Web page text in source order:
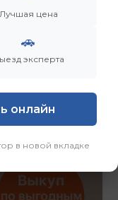
Лучшая цена
🚗
эксперта
онлайн
в новой вкладке